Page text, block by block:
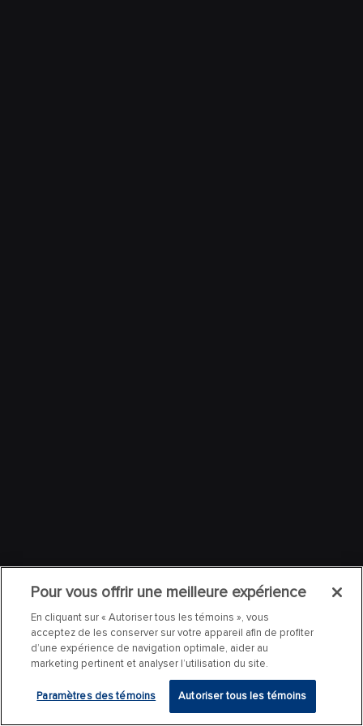
Pour vous offrir une meilleure expérience
En cliquant sur « Autoriser tous les témoins », vous
acceptez de les conserver sur votre appareil afin de profiter
d’une expérience de navigation optimale, aider au
marketing pertinent et analyser l’utilisation du site.
Paramètres des témoins Autoriser tous les témoins